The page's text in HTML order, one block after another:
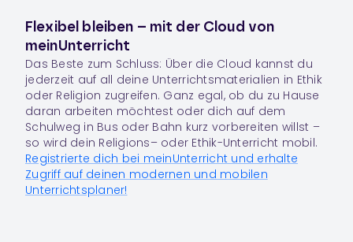
Flexibel bleiben – mit der Cloud von
meinUnterricht
Das Beste zum Schluss: Über die Cloud kannst du
jeder­zeit auf all deine Unter­richts­ma­te­ria­lien in Ethik
oder Religion zugrei­fen. Ganz egal, ob du zu Hause
daran arbei­ten möchtest oder dich auf dem
Schulweg in Bus oder Bahn kurz vorbereiten willst –
so wird dein Religions– oder Ethik-Unter­richt mobil.
Registrierte dich bei meinUnterricht und erhalte
Zugriff auf deinen moder­nen und mobi­len
Unterrichtsplaner!